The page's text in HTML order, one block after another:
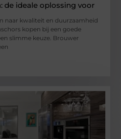
de ideale oplossing voor
naar kwaliteit en duurzaamheid
kopen bij een goede
slimme keuze. Brouwer